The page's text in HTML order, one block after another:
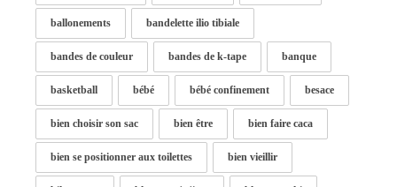
ballonements bandelette ilio tibiale
bandes de couleur bandes de k-tape banque
basketball bébé bébé confinement besace
bien choisir son sac bien être bien faire caca
bien se positionner aux toilettes bien vieillir